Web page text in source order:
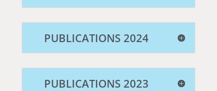
PUBLICATIONS 2024
PUBLICATIONS 2023